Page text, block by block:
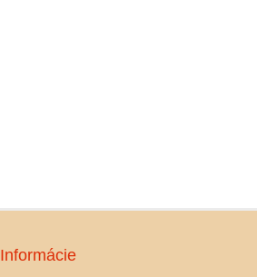
Informácie